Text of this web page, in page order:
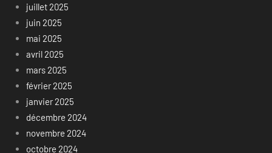
juillet 2025
juin 2025
mai 2025
avril 2025
mars 2025
février 2025
janvier 2025
décembre 2024
novembre 2024
octobre 2024